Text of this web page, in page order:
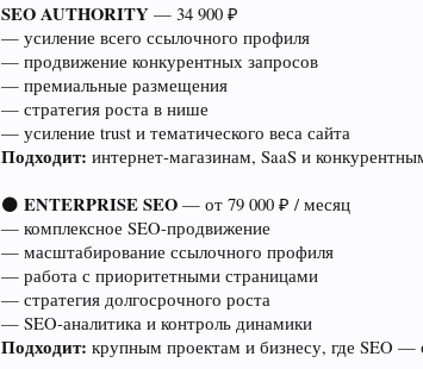
SEO AUTHORITY — 34 900 ₽
— усиление всего ссылочного профиля
— продвижение конкурентных запросов
— премиальные размещения
— стратегия роста в нише
— усиление trust и тематического веса сайта
Подходит: интернет-магазинам, SaaS и
⚫ENTERPRISE SEO — от 79 000 ₽ / месяц
— комплексное SEO-продвижение
— масштабирование ссылочного профиля
— работа с приоритетными страницами
— стратегия долгосрочного роста
— SEO-аналитика и контроль динамики
Подходит: крупным проектам и бизнесу, где SEO —